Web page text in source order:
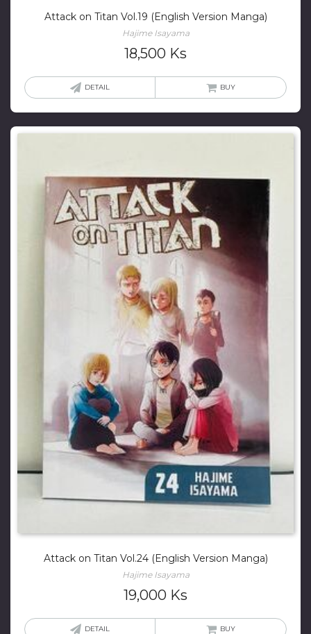
Attack on Titan Vol.19 (English Version Manga)
Hajime Isayama
18,500 Ks
DETAIL BUY
Attack on Titan Vol.24 (English Version Manga)
Hajime Isayama
19,000 Ks
DETAIL BUY